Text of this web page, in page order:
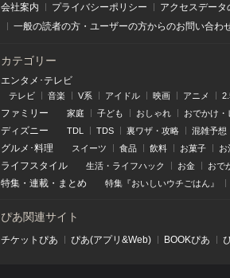
会社案内 プライバシーポリシー
アクセスデー
一般の読者の方・ユーザーの方からのお問い合わ
カテゴリー
エンタメ･テレビ
テレビ 音楽 V系 アイドル 映画 アニメ
ファミリー 家庭 子ども おしゃれ おでかけ・
ディズニー TDL TDS 裏ワザ・攻略 混雑予想
グルメ･料理 スイーツ 食品 飲料 お菓子 お
ライフスタイル 生活・ライフハック お金 おで
特集 ・ 連載 ・ まとめ 特集『おいしいウチごはん』
ぴあ関連サイト
チケットぴあ ぴあ(アプリ&Web) BOOKぴあ